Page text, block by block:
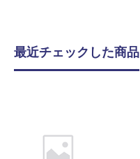
最近チェックした商品